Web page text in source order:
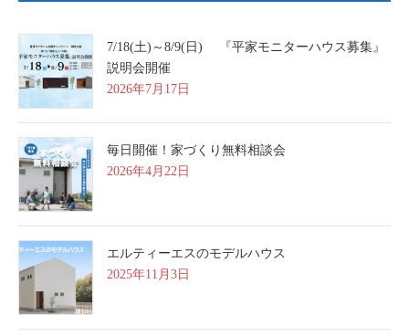
7/18(土)～8/9(日) 『平家モニターハウス募集』
説明会開催
2026年7月17日
毎日開催！家づくり無料相談会
2026年4月22日
エルティーエスのモデルハウス
2025年11月3日